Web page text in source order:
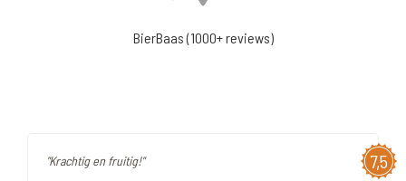
BierBaas (1000+ reviews)
7,5
"Krachtig en fruitig!"